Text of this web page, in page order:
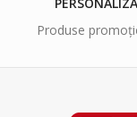
Produse